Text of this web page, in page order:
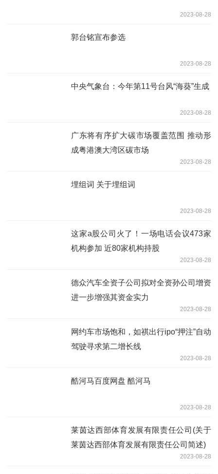
2023-08-28
郭台铭宣布参选
2023-08-28
中央气象台：今年第11号台风“海葵”生成
2023-08-28
广东将有序扩大碳市场覆盖范围 推动形
成粤港澳大湾区碳市场
2023-08-28
埋组词 关于埋组词
2023-08-28
这家a股公司火了！一场电话会议473家
机构参加 近80家机构持股
2023-08-28
德众汽车全资子公司拟对全资孙公司增资
进一步增强其资金实力
2023-08-28
网约车市场饱和，如祺出行ipo“押注”自动
驾驶寻求第二增长线
2023-08-28
酷河马百度网盘 酷河马
2023-08-28
莱茵达西部体育发展有限责任公司(关于
莱茵达西部体育发展有限责任公司简述)
2023-08-28